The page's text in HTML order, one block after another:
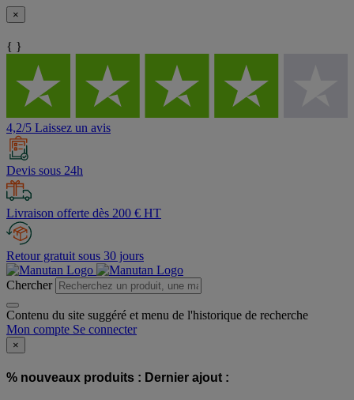
×
{ }
4,2/5 Laissez un avis
Devis sous 24h
Livraison offerte dès 200 € HT
Retour gratuit sous 30 jours
Chercher
Contenu du site suggéré et menu de l'historique de recherche
Mon compte Se connecter
×
% nouveaux produits : Dernier ajout :